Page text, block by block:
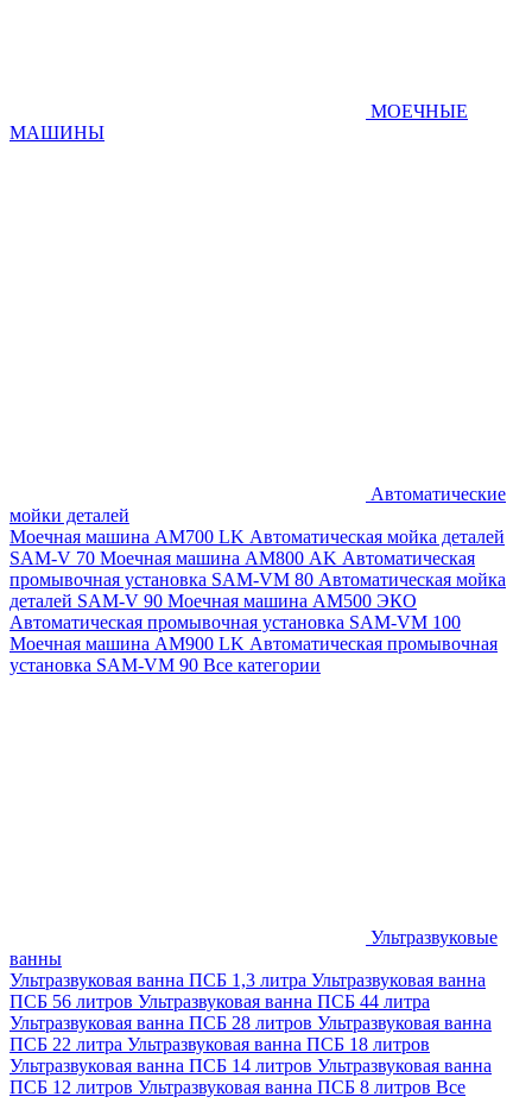
МОЕЧНЫЕ
МАШИНЫ
Автоматические
мойки деталей
Моечная машина AM700 LK Автоматическая мойка деталей
SAM-V 70 Моечная машина АМ800 AK Автоматическая
промывочная установка SAM-VM 80 Автоматическая мойка
деталей SAM-V 90 Моечная машина АМ500 ЭКО
Автоматическая промывочная установка SAM-VM 100
Моечная машина AM900 LK Автоматическая промывочная
установка SAM-VM 90 Все категории
Ультразвуковые
ванны
Ультразвуковая ванна ПСБ 1,3 литра Ультразвуковая ванна
ПСБ 56 литров Ультразвуковая ванна ПСБ 44 литра
Ультразвуковая ванна ПСБ 28 литров Ультразвуковая ванна
ПСБ 22 литра Ультразвуковая ванна ПСБ 18 литров
Ультразвуковая ванна ПСБ 14 литров Ультразвуковая ванна
ПСБ 12 литров Ультразвуковая ванна ПСБ 8 литров Все